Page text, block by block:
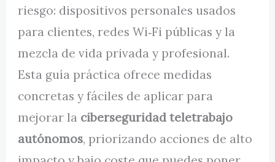
riesgo: dispositivos personales usados
para clientes, redes Wi‑Fi públicas y la
mezcla de vida privada y profesional.
Esta guía práctica ofrece medidas
concretas y fáciles de aplicar para
mejorar la ciberseguridad teletrabajo
autónomos, priorizando acciones de alto